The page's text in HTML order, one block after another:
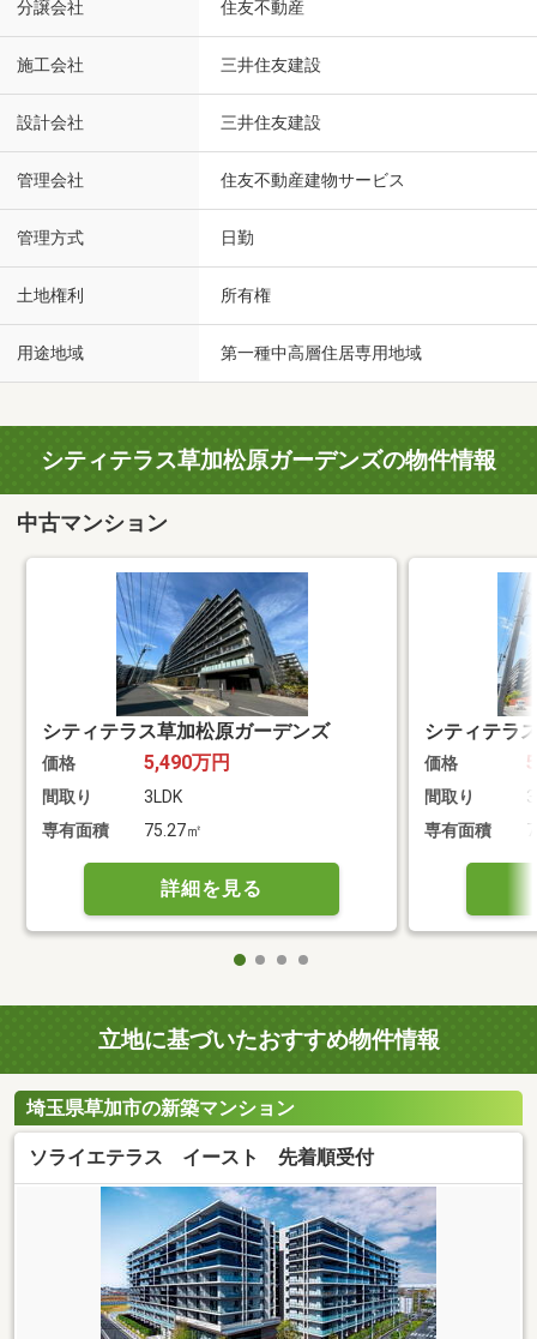
分譲会社 住友不動産
施工会社 三井住友建設
設計会社 三井住友建設
管理会社 住友不動産建物サービス
管理方式 日勤
土地権利 所有権
用途地域 第一種中高層住居専用地域
シティテラス草加松原ガーデンズの物件情報
中古マンション
シティテラス草加松原ガーデンズ
価格 5,490万円
間取り
3LDK
専有面積
75.27㎡
詳細を見る
シティテラ
価格
間取り
専有面積
立地に基づいたおすすめ物件情報
埼玉県草加市の新築マンション
ソライエテラス イースト 先着順受付